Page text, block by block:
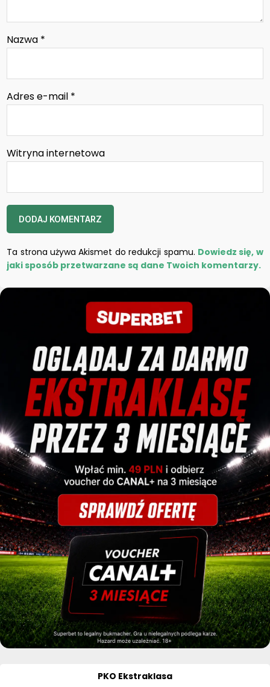
Nazwa *
Adres e-mail *
Witryna internetowa
Ta strona używa Akismet do redukcji spamu. Dowiedz się, w
jaki sposób przetwarzane są dane Twoich komentarzy.
PKO Ekstraklasa